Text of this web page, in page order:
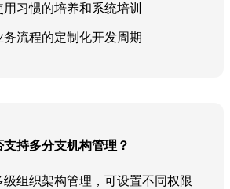
用习惯的培养和系统培训
务流程的定制化开发周期
支持多分支机构管理？
级组织架构管理，可设置不同权限